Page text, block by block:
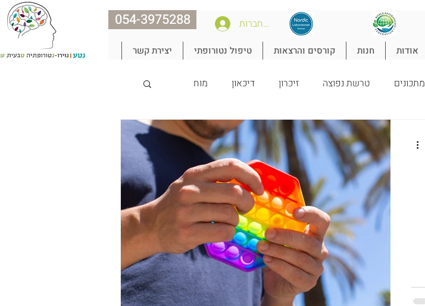
054-3975288 להתחברות
אודות חנות קורסים והרצאות טיפול נטורופתי יצירת קשר
מתכונים טרשת נפוצה זיכרון דיכאון מוח
ניקוי רעלים ספורט הרזיה לנצח את הגיל